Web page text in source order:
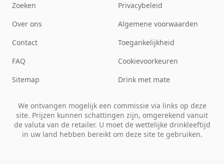
Zoeken
Over ons
Contact
FAQ
Sitemap
Privacybeleid
Algemene voorwaarden
Toegankelijkheid
Cookievoorkeuren
Drink met mate
We ontvangen mogelijk een commissie via links op deze
site. Prijzen kunnen schattingen zijn, omgerekend vanuit
de valuta van de retailer. U moet de wettelijke drinkleeftijd
in uw land hebben bereikt om deze site te gebruiken.